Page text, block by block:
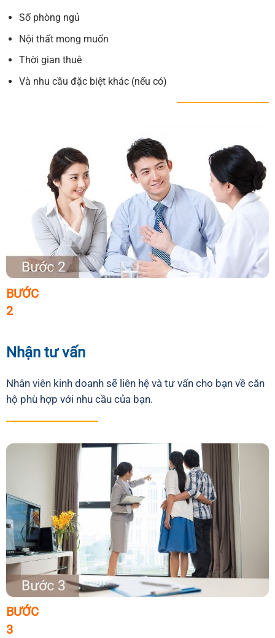
Số phòng ngủ
Nội thất mong muốn
Thời gian thuê
Và nhu cầu đặc biệt khác (nếu có)
BƯỚC
2
Nhận tư vấn
Nhân viên kinh doanh sẽ liên hệ và tư vấn cho bạn về căn
hộ phù hợp với nhu cầu của bạn.
BƯỚC
3